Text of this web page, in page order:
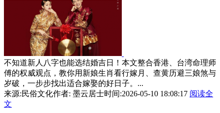
不知道新人八字也能选结婚吉日！本文整合香港、台湾命理师
傅的权威观点，教你用新娘生肖看行嫁月、查黄历避三娘煞与
岁破，一步步找出适合嫁娶的好日子。...
来源:民俗文化作者: 墨云居士时间:2026-05-10 18:08:17 阅读全
文